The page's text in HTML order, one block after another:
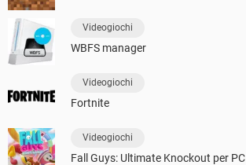
Videogiochi
WBFS manager
Videogiochi
Fortnite
Videogiochi
Fall Guys: Ultimate Knockout per PC